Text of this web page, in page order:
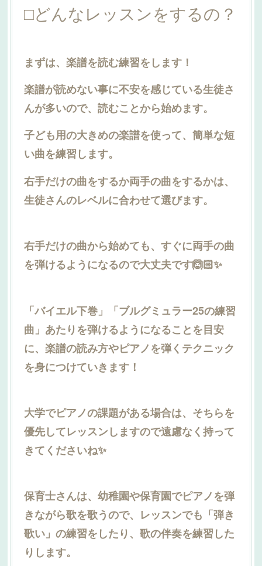
□どんなレッスンをするの？
まずは、楽譜を読む練習をします！
楽譜が読めない事に不安を感じている生徒さ
んが多いので、読むことから始めます。
子ども用の大きめの楽譜を使って、簡単な短
い曲を練習します。
右手だけの曲をするか両手の曲をするかは、
生徒さんのレベルに合わせて選びます。
右手だけの曲から始めても、すぐに両手の曲
を弾けるようになるので大丈夫です🙆🏻✨
「バイエル下巻」「ブルグミュラー25の練習
曲」あたりを弾けるようになることを目安
に、楽譜の読み方やピアノを弾くテクニック
を身につけていきます！
大学でピアノの課題がある場合は、そちらを
優先してレッスンしますので遠慮なく持って
きてくださいね✨
保育士さんは、幼稚園や保育園でピアノを弾
きながら歌を歌うので、レッスンでも「弾き
歌い」の練習をしたり、歌の伴奏を練習した
りします。